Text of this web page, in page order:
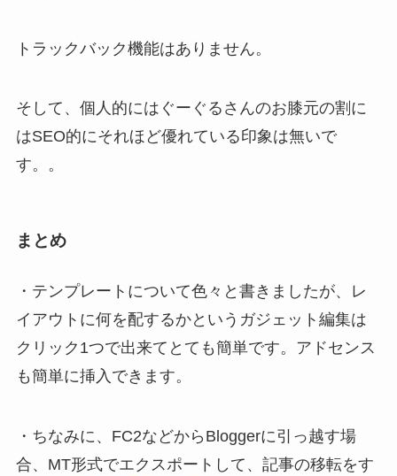
トラックバック機能はありません。
そして、個人的にはぐーぐるさんのお膝元の割に
はSEO的にそれほど優れている印象は無いで
す。。
まとめ
・テンプレートについて色々と書きましたが、レ
イアウトに何を配するかというガジェット編集は
クリック1つで出来てとても簡単です。アドセンス
も簡単に挿入できます。
・ちなみに、FC2などからBloggerに引っ越す場
合、MT形式でエクスポートして、記事の移転をす